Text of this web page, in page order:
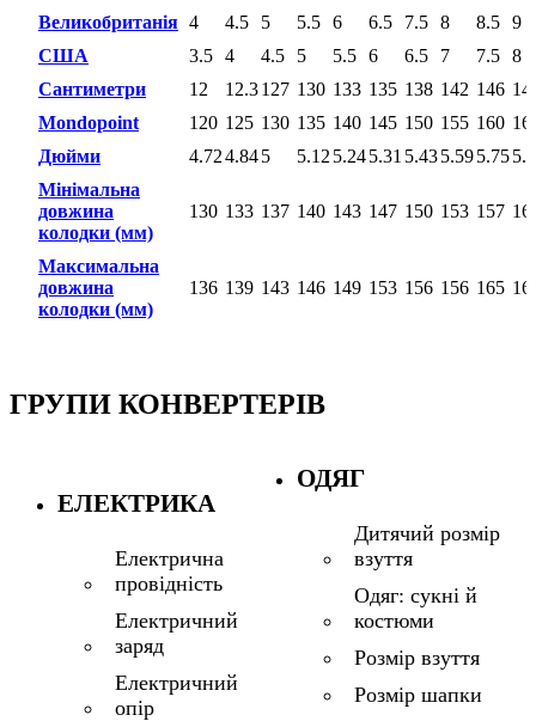
Великобританія 4 4.5 5 5.5 6 6.5 7.5 8 8.5 9
США
3.5 4 4.5 5 5.5 6 6.5 7 7.5 8
Сантиметри
12 12.3127 130 133 135 138 142 146
Mondopoint
120 125 130 135 140 145 150 155 160
Дюйми
4.724.845 5.12 5.245.31 5.435.595.75
Мінімальна
довжина
колодки (мм)
130 133 137 140 143 147 150 153 157
Максимальна
довжина
колодки (мм)
136 139 143 146 149 153 156 156 165
ГРУПИ КОНВЕРТЕРІВ
ЕЛЕКТРИКА
Електрична
провідність
Електричний
заряд
Електричний
опір
ОДЯГ
Дитячий розмір
взуття
Одяг: сукні й
костюми
Розмір взуття
Розмір шапки